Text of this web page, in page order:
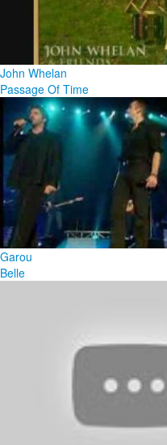
John Whelan
Passage Of Time
Garou
Belle